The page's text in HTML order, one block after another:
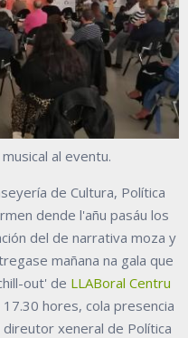
al eventu.
de Cultura, Política
dende l'añu pasáu los
del de narrativa moza y
mañana na gala que
out' de LLABoral Centru
17.30 hores, cola presencia
xeneral de Política